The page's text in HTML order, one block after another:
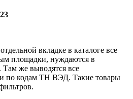
вкладке в каталоге все
площадки, нуждаются в
Там же выводятся все
по кодам ТН ВЭД. Такие товары